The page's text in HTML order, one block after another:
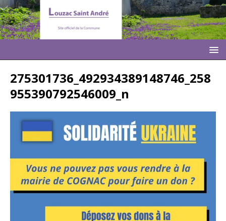
275301736_492934389148746_258
955390792546009_n